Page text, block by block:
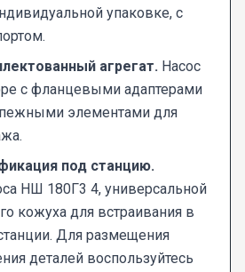
упаковке, с
агрегат. Насос
с фланцевыми адаптерами
элементами для
под станцию.
НШ 180Г3 4, универсальной
кожуха для встраивания в
Для размещения
деталей воспользуйтесь